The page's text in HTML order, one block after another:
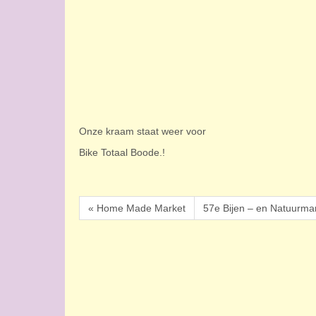
Onze kraam staat weer voor
Bike Totaal Boode.!
« Home Made Market 57e Bijen – en